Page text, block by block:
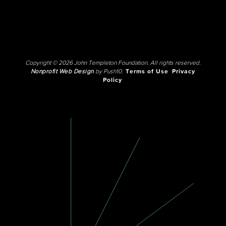
Copyright © 2026 John Templeton Foundation. All rights reserved.
Nonprofit Web Designby Push10. Terms of Use
Privacy
Policy